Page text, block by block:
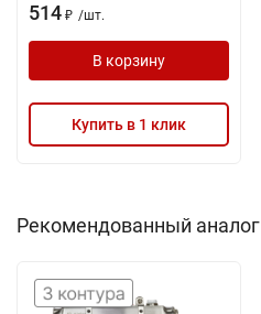
514 ₽ /шт.
В корзину
Купить в 1 клик
Рекомендованный аналог